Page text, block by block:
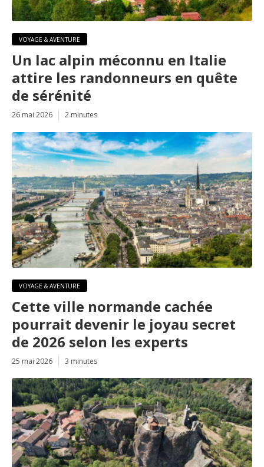
VOYAGE & AVENTURE
Un lac alpin méconnu en Italie
attire les randonneurs en quête
de sérénité
26 mai 2026 2 minutes
VOYAGE & AVENTURE
Cette ville normande cachée
pourrait devenir le joyau secret
de 2026 selon les experts
25 mai 2026 3 minutes